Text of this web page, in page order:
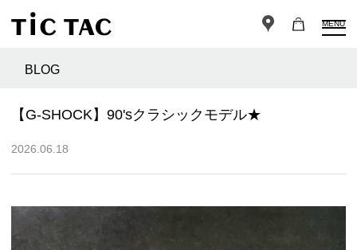
MENU
BLOG
【G-SHOCK】90'sクラシックモデル★
2026.06.18